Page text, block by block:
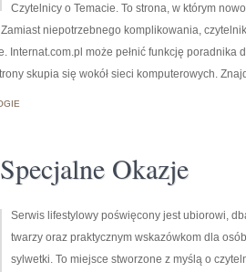
Czytelnicy o Temacie. To strona, w którym
niepotrzebnego komplikowania,
Internat.com.pl może pełnić funkcję poradnika
skupia się wokół sieci komputerowych.
Okazje
Serwis lifestylowy poświęcony jest ubiorowi,
twarzy oraz praktycznym wskazówkom dla
sylwetki. To miejsce stworzone z myślą o